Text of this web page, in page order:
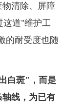
清除、屏障
这道"维护工
的耐受度也随
白斑"，而是
线，为已有